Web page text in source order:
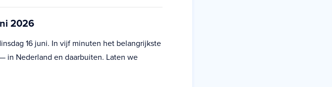
2026
16 juni. In vijf minuten het belangrijkste
in Nederland en daarbuiten. Laten we